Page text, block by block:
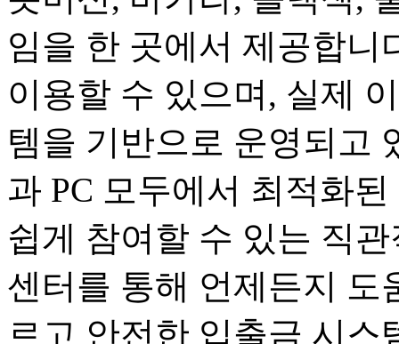
임을 한 곳에서 제공합니
이용할 수 있으며, 실제
템을 기반으로 운영되고
과 PC 모두에서 최적화
쉽게 참여할 수 있는 직
센터를 통해 언제든지 도
르고 안전한 입출금 시스